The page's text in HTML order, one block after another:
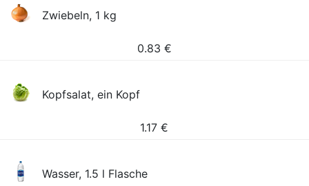
Zwiebeln, 1 kg
0.83 €
Kopfsalat, ein Kopf
1.17 €
Wasser, 1.5 l Flasche